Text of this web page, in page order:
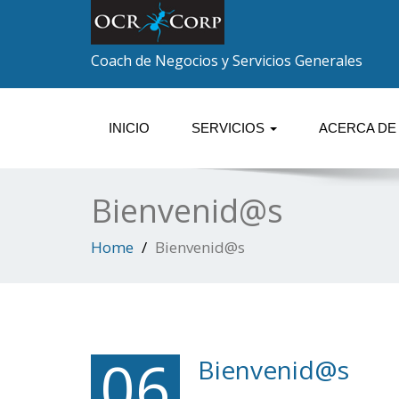
Coach de Negocios y Servicios Generales
INICIO SERVICIOS ACERCA DE
Bienvenid@s
Home Bienvenid@s
Bienvenid@s